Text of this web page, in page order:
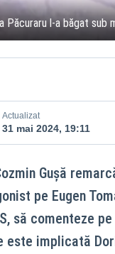
Păcuraru l-a băgat sub
Actualizat
31 mai 2024, 19:11
Gușă
pe Eugen
să comenteze
este implicată